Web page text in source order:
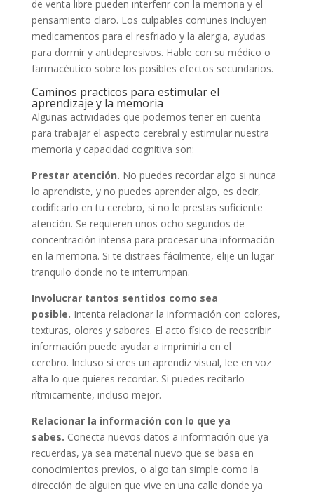
de venta libre pueden interferir con la memoria y el
pensamiento claro. Los culpables comunes incluyen
medicamentos para el resfriado y la alergia, ayudas
para dormir y antidepresivos. Hable con su médico o
farmacéutico sobre los posibles efectos secundarios.
Caminos practicos para estimular el
aprendizaje y la memoria
Algunas actividades que podemos tener en cuenta
para trabajar el aspecto cerebral y estimular nuestra
memoria y capacidad cognitiva son:
Prestar atención. No puedes recordar algo si nunca
lo aprendiste, y no puedes aprender algo, es decir,
codificarlo en tu cerebro, si no le prestas suficiente
atención. Se requieren unos ocho segundos de
concentración intensa para procesar una información
en la memoria. Si te distraes fácilmente, elije un lugar
tranquilo donde no te interrumpan.
Involucrar tantos sentidos como sea
posible. Intenta relacionar la información con colores,
texturas, olores y sabores. El acto físico de reescribir
información puede ayudar a imprimirla en el
cerebro. Incluso si eres un aprendiz visual, lee en voz
alta lo que quieres recordar. Si puedes recitarlo
rítmicamente, incluso mejor.
Relacionar la información con lo que ya
sabes. Conecta nuevos datos a información que ya
recuerdas, ya sea material nuevo que se basa en
conocimientos previos, o algo tan simple como la
dirección de alguien que vive en una calle donde ya